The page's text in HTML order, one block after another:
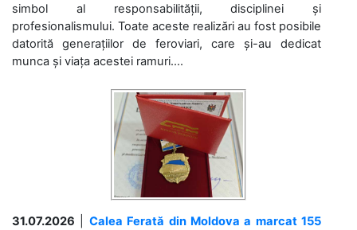
simbol al responsabilității, disciplinei și
profesionalismului. Toate aceste realizări au fost posibile
datorită generațiilor de feroviari, care și-au dedicat
munca și viața acestei ramuri....
31.07.2026
Calea Ferată din Moldova a marcat 155